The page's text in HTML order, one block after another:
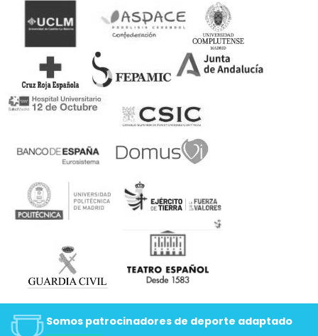
Somos patrocinadores de deporte adaptado